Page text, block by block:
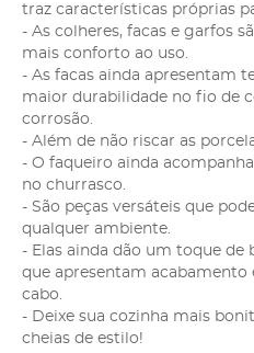
traz características próprias
- As colheres, facas e garfos
mais conforto ao uso.
- As facas ainda apresentam
maior durabilidade no fio de
corrosão.
- Além de não riscar as
- O faqueiro ainda
no churrasco.
- São peças versáteis que
qualquer ambiente.
- Elas ainda dão um toque de
que apresentam acabamento
cabo.
- Deixe sua cozinha mais
cheias de estilo!